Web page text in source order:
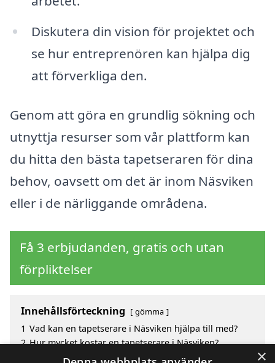
Diskutera din vision för projektet och
se hur entreprenören kan hjälpa dig
att förverkliga den.
Genom att göra en grundlig sökning och
utnyttja resurser som vår plattform kan
du hitta den bästa tapetseraren för dina
behov, oavsett om det är inom Näsviken
eller i de närliggande områdena.
Få 3 erbjudanden, gratis och utan
förpliktelser
Innehållsförteckning gömma
1 Vad kan en tapetserare i Näsviken hjälpa till med?
2 Hur mycket kostar en tapetserare i Näsviken?
Fördelar med att välja tapetserare i Näsviken ×